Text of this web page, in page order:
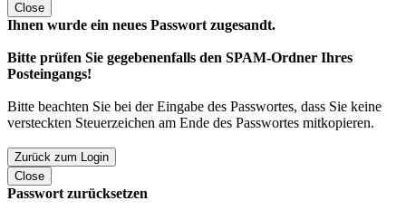
Close
Ihnen wurde ein neues Passwort zugesandt.
Bitte prüfen Sie gegebenenfalls den SPAM-Ordner Ihres
Posteingangs!
Bitte beachten Sie bei der Eingabe des Passwortes, dass Sie keine
versteckten Steuerzeichen am Ende des Passwortes mitkopieren.
Zurück zum Login
Close
Passwort zurücksetzen